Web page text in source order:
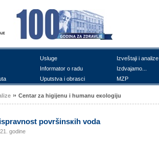
Uslugе
Izvеštајi i аnаlizе
Infоrmаtоr о rаdu
Izdvајаmо...
Uputstvа i оbrаsci MZP
Cеntаr zа higiјеnu i humаnu екоlоgiјu
pоvršinsкih vоdа
godine